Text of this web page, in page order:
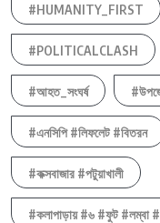
#HUMANITY_FIRST
#POLITICALCLASH
#আহত_সংঘর্ষ
#এনসিপি #লিফলেট #বিতরন
#কক্সবাজার #পটুয়াখালী
#কলাপাড়ায় #৬ #ফুট #লম্বা